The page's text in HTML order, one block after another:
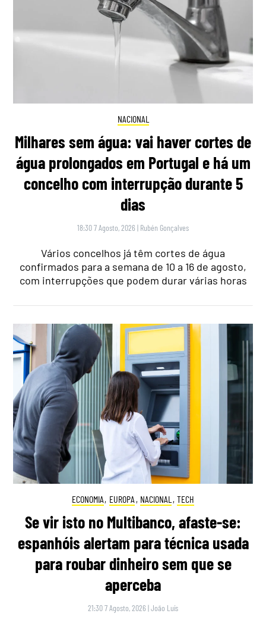
NACIONAL
Milhares sem água: vai haver cortes de
água prolongados em Portugal e há um
concelho com interrupção durante 5
dias
18:30 7 Agosto, 2026 | Rubén Gonçalves
Vários concelhos já têm cortes de água
confirmados para a semana de 10 a 16 de agosto,
com interrupções que podem durar várias horas
ECONOMIA, EUROPA , NACIONAL , TECH
Se vir isto no Multibanco, afaste-se:
espanhóis alertam para técnica usada
para roubar dinheiro sem que se
aperceba
21:30 7 Agosto, 2026 |João Luís